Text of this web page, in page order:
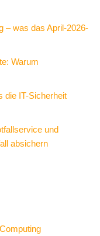
– was das April-2026-
Warum
die IT-Sicherheit
und
absichern